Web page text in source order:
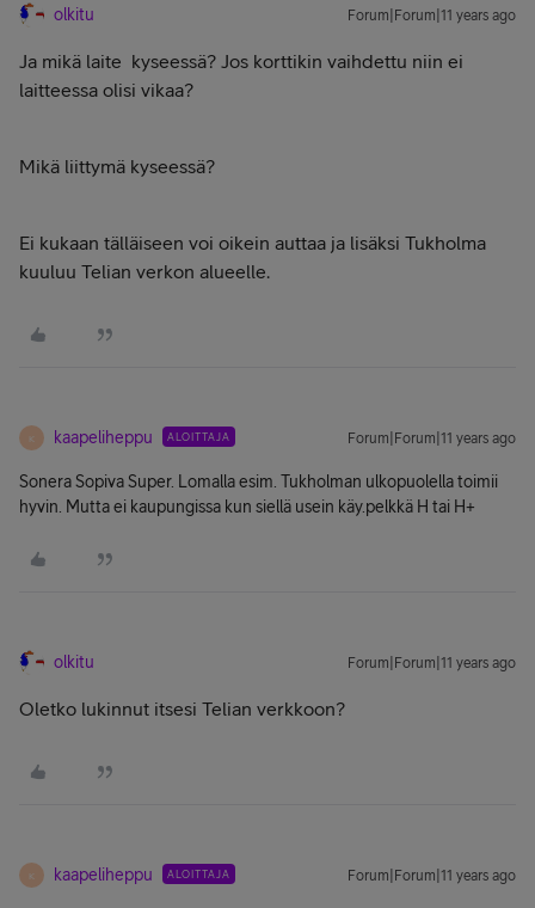
olkitu Forum|Forum|11 years ago
Ja mikä laite kyseessä? Jos korttikin vaihdettu niin ei
laitteessa olisi vikaa?
Mikä liittymä kyseessä?
Ei kukaan tälläiseen voi oikein auttaa ja lisäksi Tukholma
kuuluu Telian verkon alueelle.
K kaapeliheppu ALOITTAJA Forum|Forum|11 years ago
Sonera Sopiva Super. Lomalla esim. Tukholman ulkopuolella toimii
hyvin. Mutta ei kaupungissa kun siellä usein käy.pelkkä H tai H+
olkitu Forum|Forum|11 years ago
Oletko lukinnut itsesi Telian verkkoon?
K kaapeliheppu ALOITTAJA Forum|Forum|11 years ago